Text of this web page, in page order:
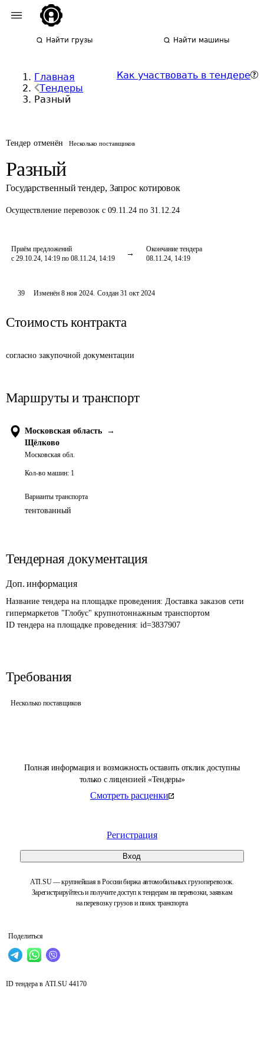
Найти грузы Найти машины
Главная
Тендеры
Разный
Как участвовать в тендере
Тендер отменён Несколько поставщиков
Разный
Государственный тендер, Запрос котировок
Осуществление перевозок с 09.11.24 по 31.12.24
Приём предложений
с 29.10.24, 14:19 по 08.11.24, 14:19
Окончание тендера
08.11.24, 14:19
Полная информация и возможность оставить отклик доступны
только с лицензией «Тендеры»
Смотреть расценки
Регистрация
Вход
ATI.SU — крупнейшая в России биржа автомобильных грузоперевозок.
Зарегистрируйтесь и получите доступ к тендерам на перевозки, заявкам
на перевозку грузов и поиск транспорта
Поделиться
39 Изменён8 ноя 2024. Создан 31 окт 2024
Стоимость контракта
согласно закупочной документации
Маршруты и транспорт
Московская область
→
Щёлково
Московская обл.
Кол-во машин: 1
Варианты транспорта
тентованный
Тендерная документация
Доп. информация
Название тендера на площадке проведения: Доставка заказов сети
гипермаркетов "Глобус" крупнотоннажным транспортом
ID тендера на площадке проведения: id=3837907
Требования
Несколько поставщиков
ID тендера в ATI.SU 44170